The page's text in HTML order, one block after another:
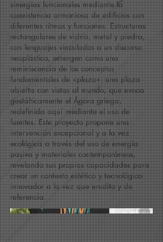
sinergias funcionales mediante la
coexistencia armoniosa de edificios con
diferentes ritmos y funciones. Estructuras
rectangulares de vidrio, metal y piedra,
con lenguajes vinculados a un discurso
neoplástico, emergen como una
reminiscencia de los conceptos
fundamentales de «plaza»: una plaza
abierta con vistas al mundo, que evoca
gestálticamente el Ágora griega,
redefinida aquí mediante el uso de
fuentes. Este proyecto propone una
intervención excepcional y a la vez
ecológica a través del uso de energía
pasiva y materiales contemporáneos,
revelando sus propias capacidades para
crear un contexto estético y tecnológico
innovador a la vez que erudito y de
referencia.